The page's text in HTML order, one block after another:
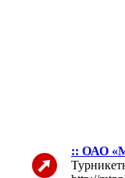
:: ОАО